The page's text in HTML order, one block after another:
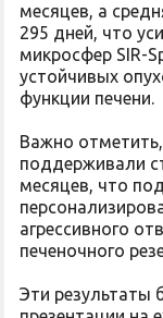
месяцев, а
295 дней, что
микросфер SIR-
устойчивых
функции печени.
Важно
поддерживали
месяцев, что
агрессивного
печеночного
Эти результаты